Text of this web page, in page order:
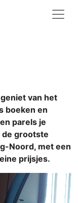
van het
boeken en
parels je
de grootste
Noord, met een
prijsjes.